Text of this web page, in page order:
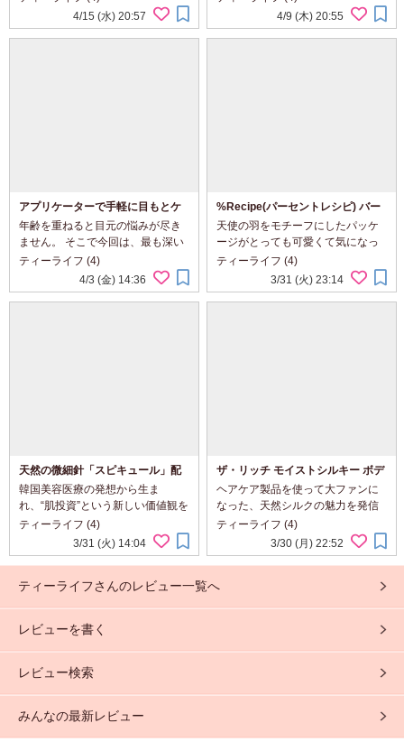
本の自然の力を活かした無添加ス
キンケアシリーズ＜NUCCA＋（ヌ
4/15 (水) 20:57
が新登場したというので今回使っ
てみました ✼••┈┈┈┈••&#...
4/9 (木) 20:55
アプリケーターで手軽に目もとケ
ア♪D’AMU ビタ5X アスタチノー
ル アイクリーム
年齢を重ねると目元の悩みが尽き
ません。 そこで今回は、最も深い
シワを改善するシミ・くすみケア
のアイクリームを使ってみました
✼••┈┈┈┈•• ...
ティーライフ (4)
4/3 (金) 14:36
%Recipe(パーセントレシピ) バー
ミーパフポット リップ＆チーク
天使の羽をモチーフにしたパッケ
ージがとっても可愛くて気になっ
ていた＜ ％Recipe（パーセントレ
シピ）＞ブランドから、今回はチ
ークにもリップにも使えるゼリー
ティーライフ (4)
3/31 (火) 23:14
天然の微細針「スピキュール」配
合の薄膜肌ファンデ♪skim ルポ ク
ッションファンデーション
韓国美容医療の発想から生ま
れ、“肌投資”という新しい価値観を
提案するベースメイクブランド
「skim（スキム）」に天然の微細
針「スピキュール」を配合したク
で今回使ってみました ...
ティーライフ (4)
3/31 (火) 14:04
ザ・リッチ モイストシルキー ボデ
ィウォッシュ（白）
ヘアケア製品を使って大ファンに
なった、天然シルクの魅力を発信
する「SILK THE RICH」ブランド
から世界初※1の高浸透※2ナノ化
シルク※3配合のボディウォッシュ
てみました 肌の悩...
ティーライフ (4)
3/30 (月) 22:52
ティーライフさんのレビュー一覧へ
レビューを書く
レビュー検索
みんなの最新レビュー